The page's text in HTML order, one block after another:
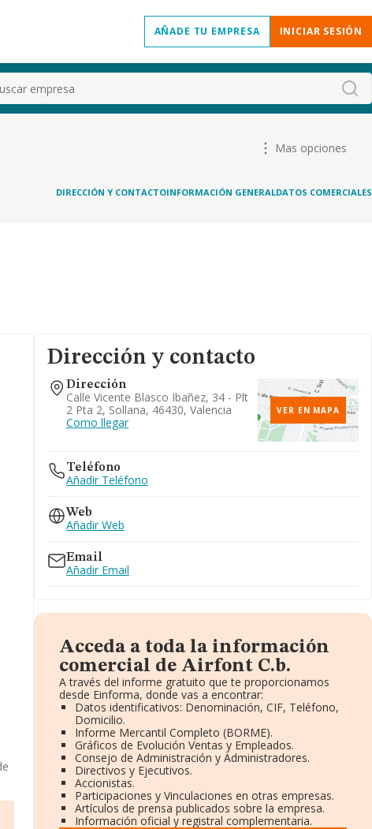
AÑADE TU EMPRESA INICIAR SESIÓN
Mas opciones
DIRECCIÓN Y CONTACTOINFORMACIÓN GENERALDATOS COMERCIALES
Dirección y contacto
Dirección
Calle Vicente Blasco Ibañez, 34 - Plt
2 Pta 2, Sollana, 46430, Valencia
Como llegar
VER EN MAPA
Teléfono
Añadir Teléfono
Web
Añadir Web
Email
Añadir Email
Acceda a toda la información
comercial de Airfont C.b.
A través del informe gratuito que te proporcionamos
desde Einforma, donde vas a encontrar:
Datos identificativos: Denominación, CIF, Teléfono,
Domicilio.
Informe Mercantil Completo (BORME).
Gráficos de Evolución Ventas y Empleados.
Consejo de Administración y Administradores.
Directivos y Ejecutivos.
Accionistas.
Participaciones y Vinculaciones en otras empresas.
Artículos de prensa publicados sobre la empresa.
Información oficial y registral complementaria.